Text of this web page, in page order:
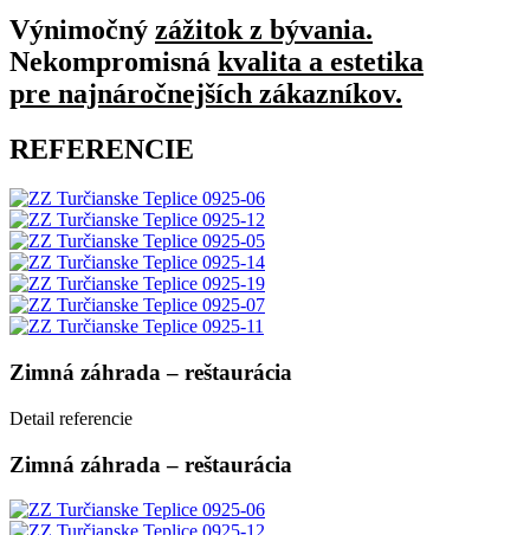
Výnimočný zážitok z bývania.
Nekompromisná kvalita a estetika
pre najnáročnejších zákazníkov.
REFERENCIE
Zimná záhrada – reštaurácia
Detail referencie
Zimná záhrada – reštaurácia